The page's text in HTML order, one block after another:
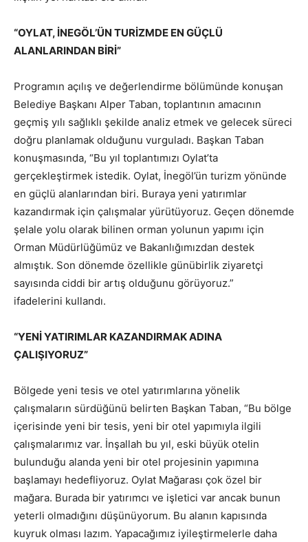
“OYLAT, İNEGÖL’ÜN TURİZMDE EN GÜÇLÜ
ALANLARINDAN BİRİ”
Programın açılış ve değerlendirme bölümünde konuşan
Belediye Başkanı Alper Taban, toplantının amacının
geçmiş yılı sağlıklı şekilde analiz etmek ve gelecek süreci
doğru planlamak olduğunu vurguladı. Başkan Taban
konuşmasında, “Bu yıl toplantımızı Oylat’ta
gerçekleştirmek istedik. Oylat, İnegöl’ün turizm yönünde
en güçlü alanlarından biri. Buraya yeni yatırımlar
kazandırmak için çalışmalar yürütüyoruz. Geçen dönemde
şelale yolu olarak bilinen orman yolunun yapımı için
Orman Müdürlüğümüz ve Bakanlığımızdan destek
almıştık. Son dönemde özellikle günübirlik ziyaretçi
sayısında ciddi bir artış olduğunu görüyoruz.”
ifadelerini kullandı.
“YENİ YATIRIMLAR KAZANDIRMAK ADINA
ÇALIŞIYORUZ”
Bölgede yeni tesis ve otel yatırımlarına yönelik
çalışmaların sürdüğünü belirten Başkan Taban, “Bu bölge
içerisinde yeni bir tesis, yeni bir otel yapımıyla ilgili
çalışmalarımız var. İnşallah bu yıl, eski büyük otelin
bulunduğu alanda yeni bir otel projesinin yapımına
başlamayı hedefliyoruz. Oylat Mağarası çok özel bir
mağara. Burada bir yatırımcı ve işletici var ancak bunun
yeterli olmadığını düşünüyorum. Bu alanın kapısında
kuyruk olması lazım. Yapacağımız iyileştirmelerle daha